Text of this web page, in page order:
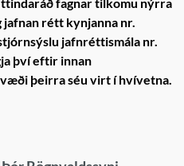
jafnan rétt kynjanna nr.
jafnréttismála nr.
því eftir innan
þeirra séu virt í hvívetna.